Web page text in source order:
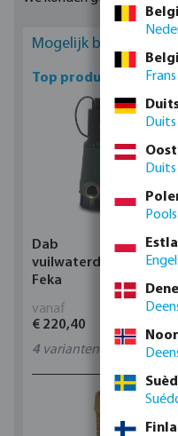
Mogelijk bent u
Top producten
Dab
Feka
vanaf
€ 220,40
4 varianten
Frans
Duits
Duits
Pools